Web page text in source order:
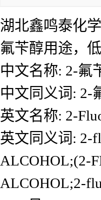
湖北鑫鸣泰化
氟苄醇用途，
中文名称: 2-氟
中文同义词: 2-
英文名称: 2-
英文同义词: 2-
ALCOHOL;(2-
ALCOHOL;2-